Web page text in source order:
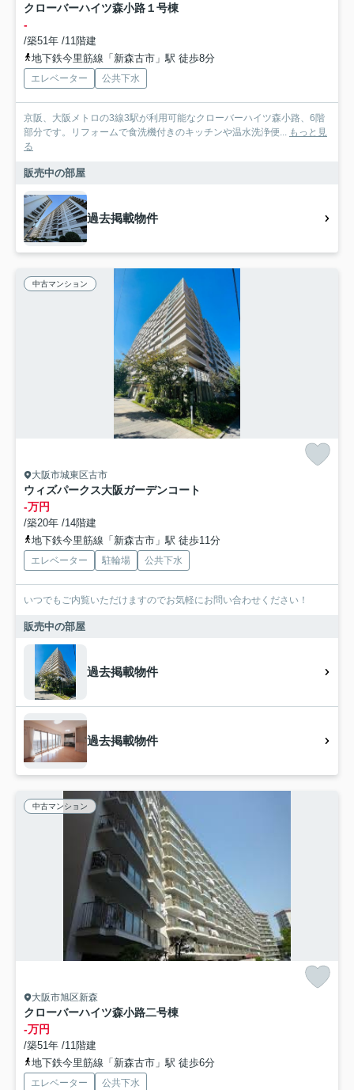
クローバーハイツ森小路１号棟
-
/築51年 /11階建
地下鉄今里筋線「新森古市」駅 徒歩8分
エレベーター 公共下水
京阪、大阪メトロの3線3駅が利用可能なクローバーハイツ森小路、6階
部分です。リフォームで食洗機付きのキッチンや温水洗浄便... もっと見
る
販売中の部屋
過去掲載物件
中古マンション
大阪市城東区古市
ウィズパークス大阪ガーデンコート
-万円
/築20年 /14階建
地下鉄今里筋線「新森古市」駅 徒歩11分
エレベーター 駐輪場 公共下水
いつでもご内覧いただけますのでお気軽にお問い合わせください！
販売中の部屋
過去掲載物件
過去掲載物件
中古マンション
大阪市旭区新森
クローバーハイツ森小路二号棟
-万円
/築51年 /11階建
地下鉄今里筋線「新森古市」駅 徒歩6分
エレベーター 公共下水